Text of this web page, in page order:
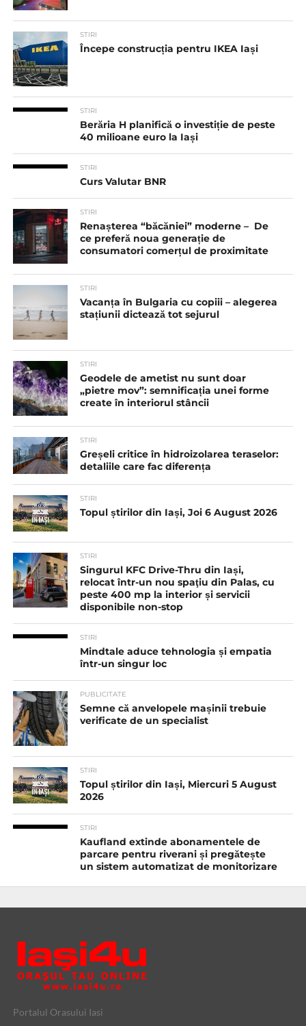
STIRI
Începe construcția pentru IKEA Iași
STIRI
Berăria H planifică o investiție de peste
40 milioane euro la Iași
STIRI
Curs Valutar BNR
STIRI
Renașterea “băcăniei” moderne – De
ce preferă noua generație de
consumatori comerțul de proximitate
STIRI
Vacanța în Bulgaria cu copiii – alegerea
stațiunii dictează tot sejurul
STIRI
Geodele de ametist nu sunt doar
„pietre mov”: semnificația unei forme
create în interiorul stâncii
STIRI
Greșeli critice în hidroizolarea teraselor:
detaliile care fac diferența
STIRI
Topul știrilor din Iași, Joi 6 August 2026
STIRI
Singurul KFC Drive-Thru din Iași,
relocat într-un nou spaţiu din Palas, cu
peste 400 mp la interior și servicii
disponibile non-stop
STIRI
Mindtale aduce tehnologia și empatia
într-un singur loc
PUBLICITATE
Semne că anvelopele mașinii trebuie
verificate de un specialist
STIRI
Topul știrilor din Iași, Miercuri 5 August
2026
STIRI
Kaufland extinde abonamentele de
parcare pentru riverani și pregătește
un sistem automatizat de monitorizare
Portalul Orasului Iasi